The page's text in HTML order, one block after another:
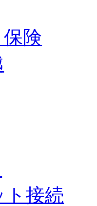
険
ト接続